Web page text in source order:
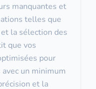
manquantes et
telles que
la sélection des
que vos
pour
un minimum
et la